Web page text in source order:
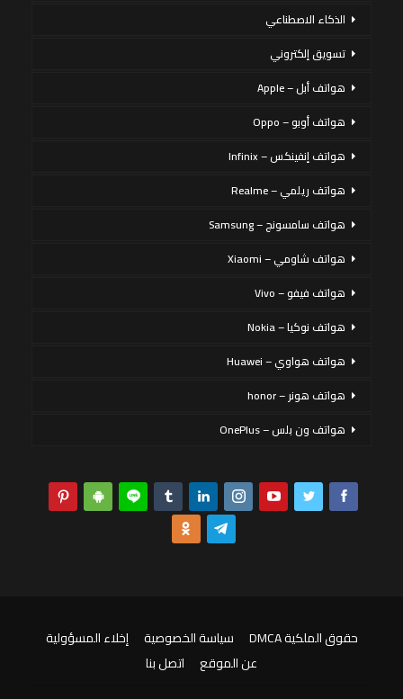
الذكاء الاصطناعي
تسويق إلكتروني
هواتف أبل – Apple
هواتف أوبو – Oppo
هواتف إنفينكس – Infinix
هواتف ريلمي – Realme
هواتف سامسونج – Samsung
هواتف شاومي – Xiaomi
هواتف فيفو – Vivo
هواتف نوكيا – Nokia
هواتف هواوي – Huawei
هواتف هونر – honor
هواتف ون بلس – OnePlus
حقوق الملكية DMCA سياسة الخصوصية
إخلاء المسؤولية
عن الموقع
اتصل بنا